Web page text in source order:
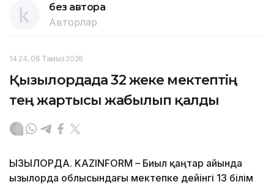
без автора
Авторлар
14:24, 06 Тамыз 2026
Қызылордада 32 жеке мектептің
тең жартысы жабылып қалды
ҚЫЗЫЛОРДА. KAZINFORM – Биыл қаңтар айында
Қызылорда облысындағы мектепке дейінгі 13 білім